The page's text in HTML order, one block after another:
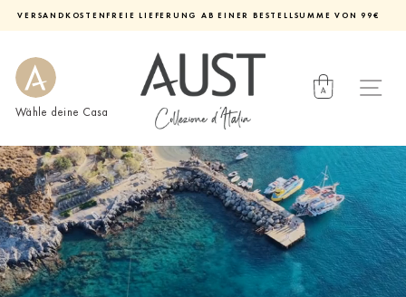
pausieren
VERSANDKOSTENFREIE LIEFERUNG AB EINER BESTELLSUMME VON 99€
Wähle deine Casa